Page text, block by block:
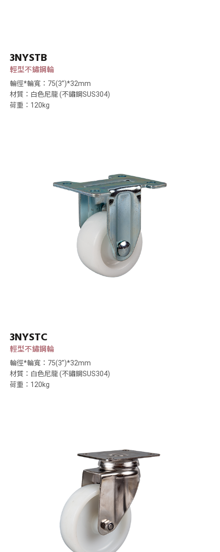
3NYSTB
輕型不鏽鋼輪
輪徑*輪寬：75(3”)*32mm
材質：白色尼龍 (不鏽鋼SUS304)
荷重：120kg
3NYSTC
輕型不鏽鋼輪
輪徑*輪寬：75(3”)*32mm
材質：白色尼龍 (不鏽鋼SUS304)
荷重：120kg